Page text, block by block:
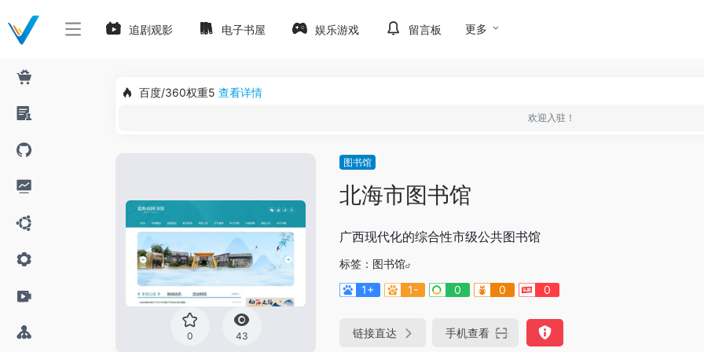
追剧观影 电子书屋 娱乐游戏 留言板 更多
百度/360权重5 查看详情
欢迎入驻！
0 43
图书馆
北海市图书馆
广西现代化的综合性市级公共图书馆
标签： 图书馆
1+
1- 0 0 0
链接直达 手机查看